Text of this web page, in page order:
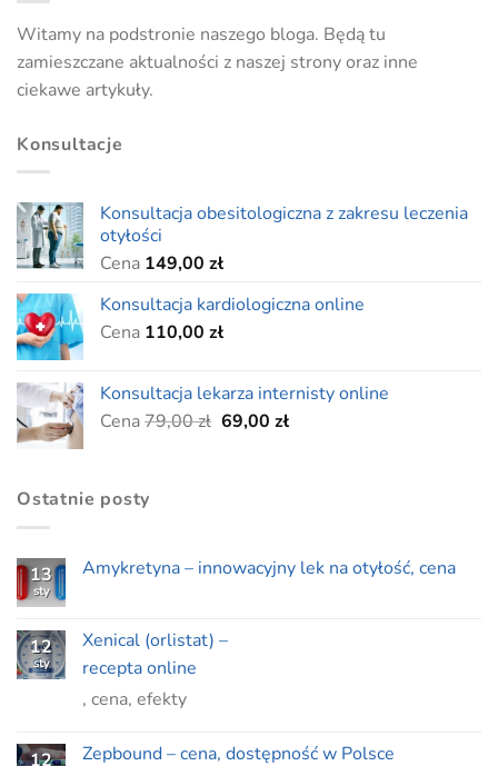
Witamy na podstronie naszego bloga. Będą tu
zamieszczane aktualności z naszej strony oraz inne
ciekawe artykuły.
Konsultacje
Konsultacja obesitologiczna z zakresu leczenia
otyłości
Cena 149,00 zł
Konsultacja kardiologiczna online
Cena 110,00 zł
Konsultacja lekarza internisty online
Cena79,00zł Pierwotna
69,00 złAktualna
Ostatnie posty
13
sty
Amykretyna – innowacyjny lek na otyłość, cena
12
sty
Xenical (orlistat) –
recepta online
, cena, efekty
12 Zepbound – cena, dostępność w Polsce